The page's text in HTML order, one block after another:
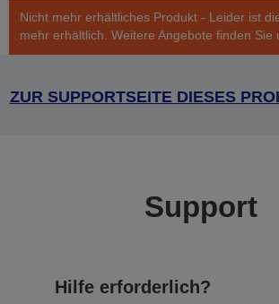
Nicht mehr erhältliches Produkt - Leider ist
mehr erhältlich. Weitere Angebote finden Sie
ZUR SUPPORTSEITE DIESES
Support
Hilfe erforderlich?